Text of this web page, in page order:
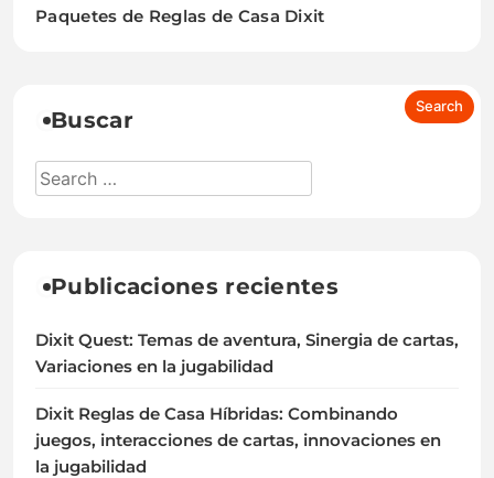
Paquetes de Reglas de Casa Dixit
Buscar
Publicaciones recientes
Dixit Quest: Temas de aventura, Sinergia de cartas,
Variaciones en la jugabilidad
Dixit Reglas de Casa Híbridas: Combinando
juegos, interacciones de cartas, innovaciones en
la jugabilidad